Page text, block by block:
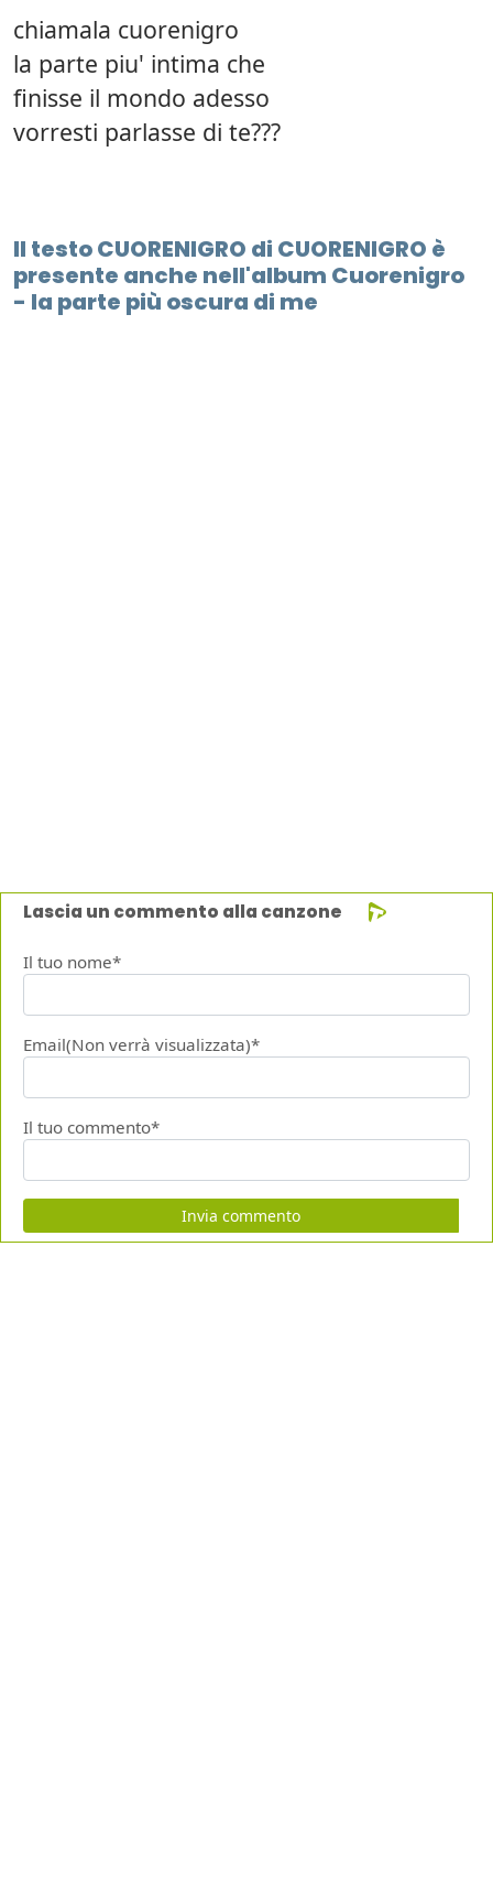
chiamala cuorenigro
la parte piu' intima che
finisse il mondo adesso
vorresti parlasse di te???
Il testo CUORENIGRO di CUORENIGRO è
presente anche nell'album Cuorenigro
- la parte più oscura di me
Lascia un commento alla canzone
Il tuo nome*
Email(Non verrà visualizzata)*
Il tuo commento*
Invia commento